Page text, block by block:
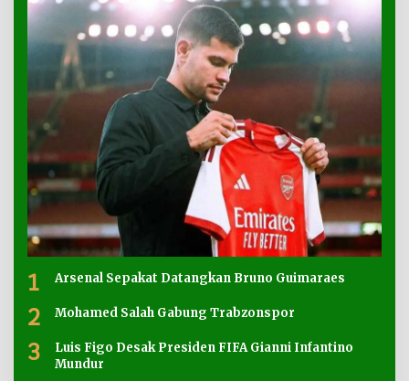
1 Arsenal Sepakat Datangkan Bruno Guimaraes
2 Mohamed Salah Gabung Trabzonspor
3
Luis Figo Desak Presiden FIFA Gianni Infantino
Mundur